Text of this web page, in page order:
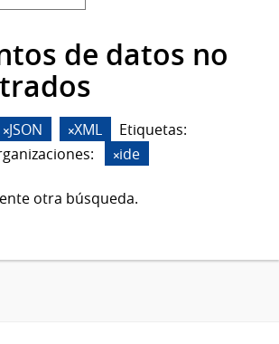
de datos no
JSON XML
Etiquetas:
ide
otra búsqueda.